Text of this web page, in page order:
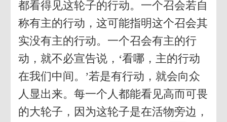
都看得见这轮子的行动。一个召会若自
称有主的行动，这可能指明这个召会其
实没有主的行动。一个召会有主的行
动，就不必宣告说，‘看哪，主的行动
在我们中间。’若是有行动，就会向众
人显出来。每一个人都能看见高而可畏
的大轮子，因为这轮子是在活物旁边，